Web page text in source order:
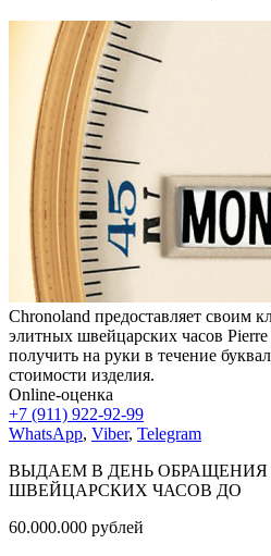
Chronoland предоставляет своим
элитных швейцарских часов
получить на руки в течение
стоимости изделия.
Online-оценка
+7 (911) 922-92-99
WhatsApp, Viber, Telegram
ВЫДАЕМ В ДЕНЬ ОБРАЩЕНИЯ
ШВЕЙЦАРСКИХ ЧАСОВ ДО
60.000.000 рублей